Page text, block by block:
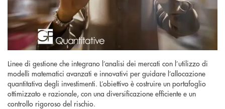
Linee di gestione che integrano l’analisi dei mercati con l’utilizzo di
modelli matematici avanzati e innovativi per guidare l’allocazione
quantitativa degli investimenti. L’obiettivo è costruire un portafoglio
ottimizzato e razionale, con una diversificazione efficiente e un
controllo rigoroso del rischio.